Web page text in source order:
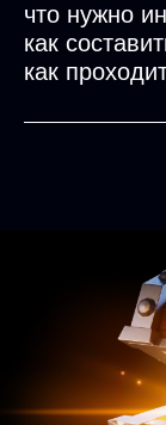
что нужно
как
как